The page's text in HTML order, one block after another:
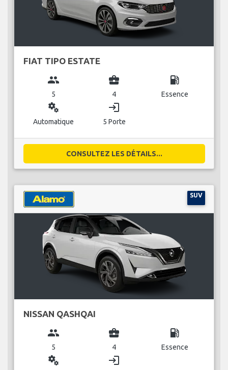
FIAT TIPO ESTATE
group
5
business_center
4
local_gas_station
Essence
miscellaneous_services
Automatique
login
5 Porte
CONSULTEZ LES DÉTAILS...
SUV
NISSAN QASHQAI
group
5
business_center
4
local_gas_station
Essence
miscellaneous_services login